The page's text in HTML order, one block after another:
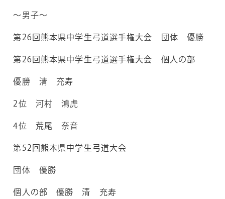
～男子～
第26回熊本県中学生弓道選手権大会 団体 優勝
第26回熊本県中学生弓道選手権大会 個人の部
優勝 清 充寿
2位 河村 鴻虎
4位 荒尾 奈音
第52回熊本県中学生弓道大会
団体 優勝
個人の部 優勝 清 充寿